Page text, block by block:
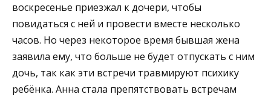
воскресенье приезжал к дочери, чтобы
повидаться с ней и провести вместе несколько
часов. Но через некоторое время бывшая жена
заявила ему, что больше не будет отпускать с ним
дочь, так как эти встречи травмируют психику
ребёнка. Анна стала препятствовать встречам